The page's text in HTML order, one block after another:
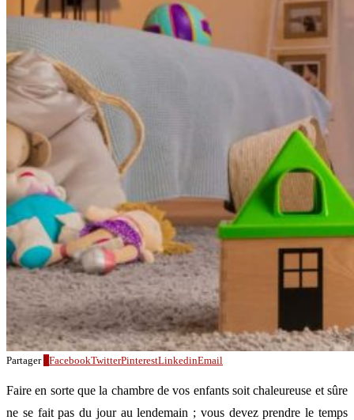
Partager FacebookTwitterPinterestLinkedinEmail
Faire en sorte que la chambre de vos enfants soit chaleureuse et sûre
ne se fait pas du jour au lendemain ; vous devez prendre le temps